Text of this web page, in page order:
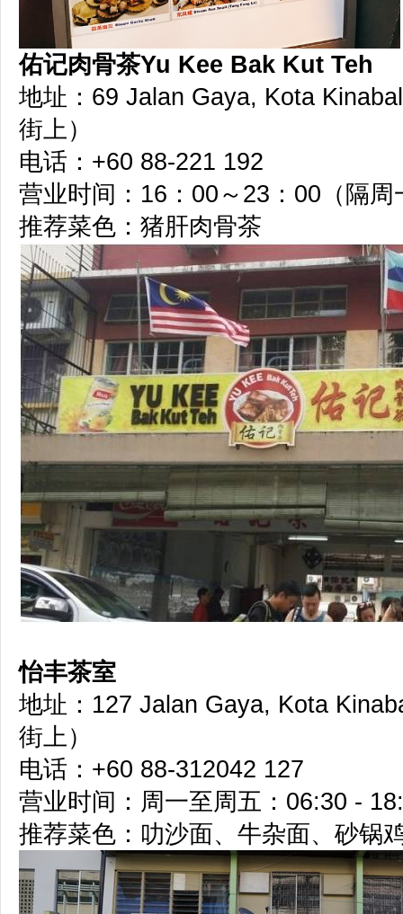
佑记肉骨茶Yu Kee Bak Kut Teh
地址：69 Jalan Gaya, Kota
街上）
电话：+60 88-221 192
营业时间：16：00～23：00（隔周
推荐菜色：猪肝肉骨茶
怡丰茶室
地址：127 Jalan Gaya, Kota
街上）
电话：+60 88-312042 127
营业时间：周一至周五：06:30 -
推荐菜色：叻沙面、牛杂面、砂锅